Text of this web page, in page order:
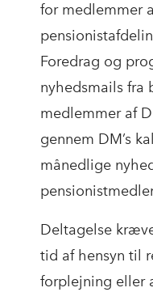
for medlemmer
Foredrag og
nyhedsmails fra
medlemmer af
gennem DM’s
månedlige
Deltagelse
tid af hensyn til
forplejning eller